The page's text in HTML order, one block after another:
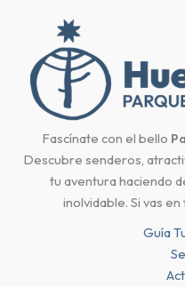
Fascínate con el bello
Descubre senderos,
tu aventura haciendo
inolvidable. Si vas
Guía